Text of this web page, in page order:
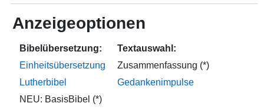
Anzeigeoptionen
Bibelübersetzung:
Textauswahl:
Einheitsübersetzung
Zusammenfassung (*)
Lutherbibel
Gedankenimpulse
NEU: BasisBibel (*)